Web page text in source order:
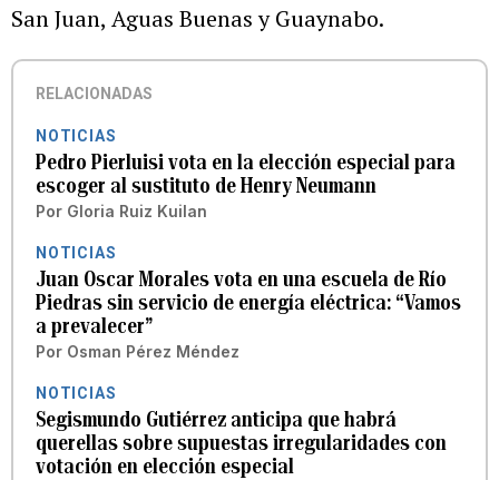
San Juan, Aguas Buenas y Guaynabo.
RELACIONADAS
NOTICIAS
Pedro Pierluisi vota en la elección especial para
escoger al sustituto de Henry Neumann
Por Gloria Ruiz Kuilan
NOTICIAS
Juan Oscar Morales vota en una escuela de Río
Piedras sin servicio de energía eléctrica: “Vamos
a prevalecer”
Por Osman Pérez Méndez
NOTICIAS
Segismundo Gutiérrez anticipa que habrá
querellas sobre supuestas irregularidades con
votación en elección especial